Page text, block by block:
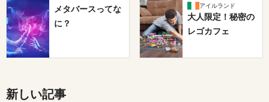
メタバースってな
に？
アイルランド
大人限定！秘密の
レゴカフェ
新しい記事